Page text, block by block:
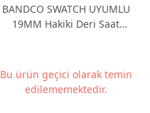
BANDCO SWATCH UYUMLU
19MM Hakiki Deri Saat
Bu ürün geçici olarak temin
edilememektedir.